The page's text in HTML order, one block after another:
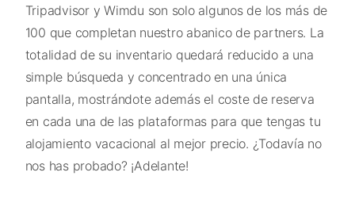
Tripadvisor y Wimdu son solo algunos de los más de
100 que completan nuestro abanico de partners. La
totalidad de su inventario quedará reducido a una
simple búsqueda y concentrado en una única
pantalla, mostrándote además el coste de reserva
en cada una de las plataformas para que tengas tu
alojamiento vacacional al mejor precio. ¿Todavía no
nos has probado? ¡Adelante!